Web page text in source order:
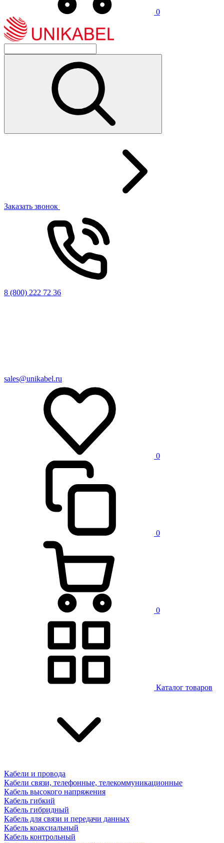
0
Заказать звонок
8 (800) 222 72 36
sales@unikabel.ru
0
0
0
Каталог товаров
Кабели и провода
Кабели связи, телефонные, телекоммуникационные
Кабель высокого напряжения
Кабель гибкий
Кабель гибридный
Кабель для связи и передачи данных
Кабель коаксиальный
Кабель контрольный